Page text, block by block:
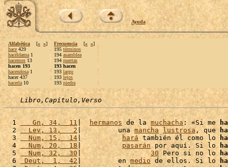
Ayuda
Alfabética [« »]
hace 429
hacéldama 1
hacemos 13
hacen 193
hacendosa 1
hacer 437
hacerla 10
Frecuencia [« »]
195 términos
194 asamblea
194 puertas
193 hacen
193 largo
193 lejos
193 piedra
Libro,Capítulo,Verso
  1
   Gn, 34,  11
hermanos de la muchacha : «Si me
  2
  Lev, 13,   2
|         una mancha lustrosa , que
  3
  Num, 15,  14
| hará también él como lo
  4
  Num, 20,  18
| pasarán por aquí. Si lo
  5
  Num, 32,  30
| 30 Pero si no lo
  6
Deut,  1,  42|         en medio de ellos. Si lo